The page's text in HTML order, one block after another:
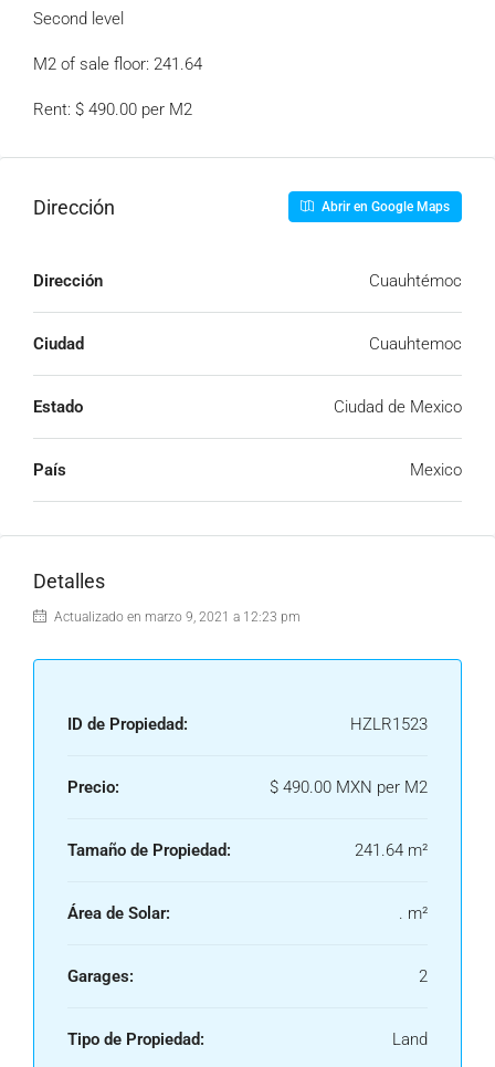
Second level
M2 of sale floor: 241.64
Rent: $ 490.00 per M2
Dirección Abrir en Google Maps
Dirección Cuauhtémoc
Ciudad Cuauhtemoc
Estado Ciudad de Mexico
País Mexico
Detalles
Actualizado en marzo 9, 2021 a 12:23 pm
ID de Propiedad: HZLR1523
Precio: $ 490.00 MXN per M2
Tamaño de Propiedad: 241.64 m²
Área de Solar: . m²
Garages: 2
Tipo de Propiedad: Land